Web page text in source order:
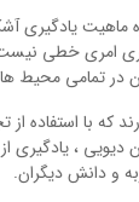
ماهیت یادگیری
امری خطی
در تمامی
که با استفاده
دیویی ، یادگیری
و دانش دیگران.